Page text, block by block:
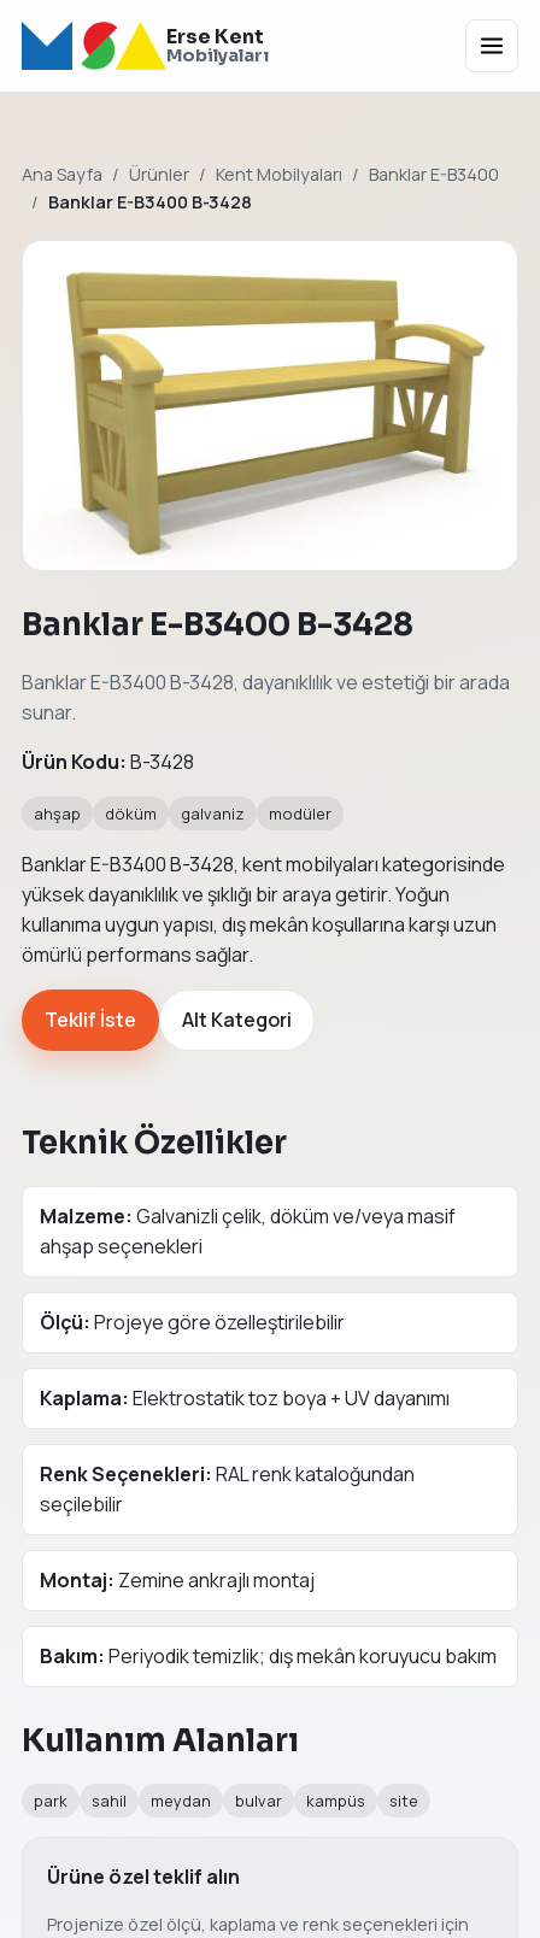
Erse Kent
Mobilyaları Menü
Ana Sayfa Ürünler Kent Mobilyaları
Banklar E-B3400
Banklar E-B3400 B-3428
Banklar E-B3400 B-3428
Banklar E-B3400 B-3428, dayanıklılık ve estetiği bir arada
sunar.
Ürün Kodu: B-3428
ahşap döküm galvaniz modüler
Banklar E-B3400 B-3428, kent mobilyaları kategorisinde
yüksek dayanıklılık ve şıklığı bir araya getirir. Yoğun
kullanıma uygun yapısı, dış mekân koşullarına karşı uzun
ömürlü performans sağlar.
Teklif İste Alt Kategori
Teknik Özellikler
Malzeme: Galvanizli çelik, döküm ve/veya masif
ahşap seçenekleri
Ölçü: Projeye göre özelleştirilebilir
Kaplama: Elektrostatik toz boya + UV dayanımı
Renk Seçenekleri: RAL renk kataloğundan
seçilebilir
Montaj: Zemine ankrajlı montaj
Bakım: Periyodik temizlik; dış mekân koruyucu bakım
Kullanım Alanları
park sahil meydan bulvar kampüs site
Ürüne özel teklif alın
Projenize özel ölçü, kaplama ve renk seçenekleri için